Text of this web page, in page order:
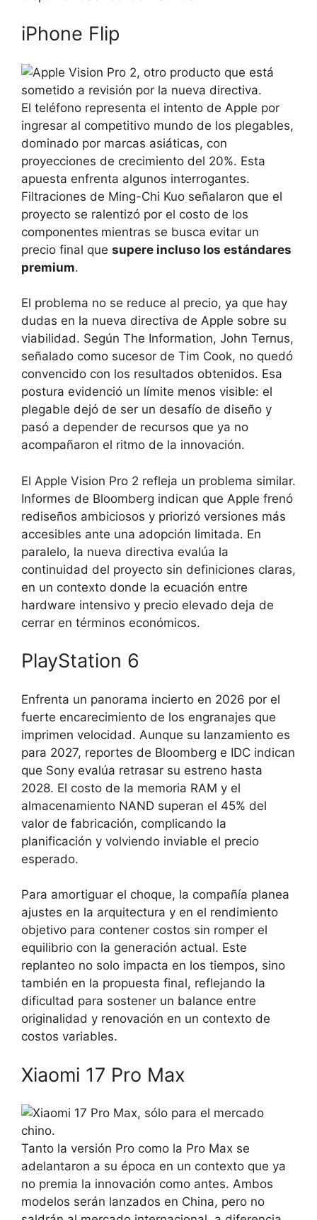
iPhone Flip
El teléfono representa el intento de Apple por
ingresar al competitivo mundo de los plegables,
dominado por marcas asiáticas, con
proyecciones de crecimiento del 20%. Esta
apuesta enfrenta algunos interrogantes.
Filtraciones de Ming-Chi Kuo señalaron que el
proyecto se ralentizó por el costo de los
componentes mientras se busca evitar un
precio final que supere incluso los estándares
premium.
El problema no se reduce al precio, ya que hay
dudas en la nueva directiva de Apple sobre su
viabilidad. Según The Information, John Ternus,
señalado como sucesor de Tim Cook, no quedó
convencido con los resultados obtenidos. Esa
postura evidenció un límite menos visible: el
plegable dejó de ser un desafío de diseño y
pasó a depender de recursos que ya no
acompañaron el ritmo de la innovación.
El Apple Vision Pro 2 refleja un problema similar.
Informes de Bloomberg indican que Apple frenó
rediseños ambiciosos y priorizó versiones más
accesibles ante una adopción limitada. En
paralelo, la nueva directiva evalúa la
continuidad del proyecto sin definiciones claras,
en un contexto donde la ecuación entre
hardware intensivo y precio elevado deja de
cerrar en términos económicos.
PlayStation 6
Enfrenta un panorama incierto en 2026 por el
fuerte encarecimiento de los engranajes que
imprimen velocidad. Aunque su lanzamiento es
para 2027, reportes de Bloomberg e IDC indican
que Sony evalúa retrasar su estreno hasta
2028. El costo de la memoria RAM y el
almacenamiento NAND superan el 45% del
valor de fabricación, complicando la
planificación y volviendo inviable el precio
esperado.
Para amortiguar el choque, la compañía planea
ajustes en la arquitectura y en el rendimiento
objetivo para contener costos sin romper el
equilibrio con la generación actual. Este
replanteo no solo impacta en los tiempos, sino
también en la propuesta final, reflejando la
dificultad para sostener un balance entre
originalidad y renovación en un contexto de
costos variables.
Xiaomi 17 Pro Max
Tanto la versión Pro como la Pro Max se
adelantaron a su época en un contexto que ya
no premia la innovación como antes. Ambos
modelos serán lanzados en China, pero no